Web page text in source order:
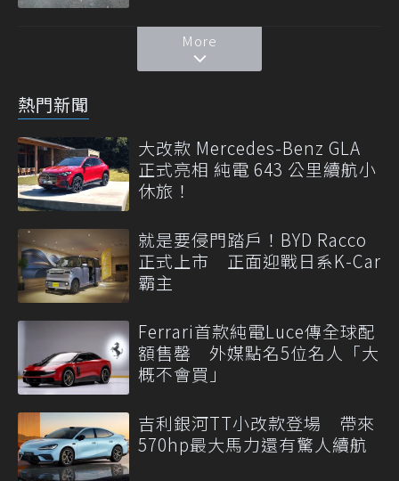
More
熱門新聞
大改款 Mercedes-Benz GLA
正式亮相 純電 643 公里續航小
休旅！
就是要侵門踏戶！BYD Racco
正式上市 正面迎戰日系K-Car
霸主
Ferrari首款純電Luce傳全球配
額售罄 外媒點名5位名人「大
概不會買」
吉利銀河TT小改款登場 帶來
570hp最大馬力還有驚人續航